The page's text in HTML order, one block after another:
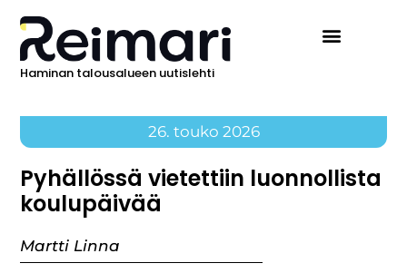
Haminan talousalueen uutislehti
26. touko 2026
Pyhällössä vietettiin luonnollista
koulupäivää
Martti Linna